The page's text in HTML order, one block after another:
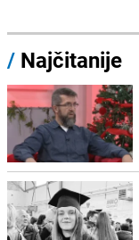
/ Najčitanije